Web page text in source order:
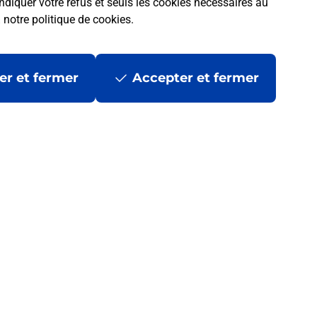
notre politique de cookies.
et fermer Accepter et fermer